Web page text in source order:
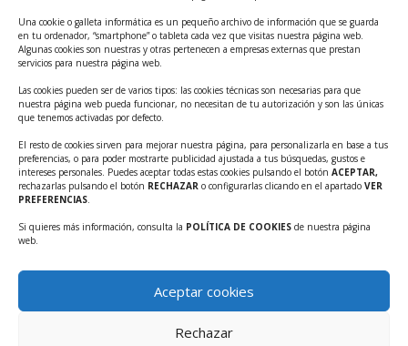
Una cookie o galleta informática es un pequeño archivo de información que se guarda
en tu ordenador, “smartphone” o tableta cada vez que visitas nuestra página web.
Algunas cookies son nuestras y otras pertenecen a empresas externas que prestan
servicios para nuestra página web.
Las cookies pueden ser de varios tipos: las cookies técnicas son necesarias para que
nuestra página web pueda funcionar, no necesitan de tu autorización y son las únicas
que tenemos activadas por defecto.
El resto de cookies sirven para mejorar nuestra página, para personalizarla en base a tus
preferencias, o para poder mostrarte publicidad ajustada a tus búsquedas, gustos e
intereses personales. Puedes aceptar todas estas cookies pulsando el botón ACEPTAR,
rechazarlas pulsando el botón RECHAZAR o configurarlas clicando en el apartado VER
PREFERENCIAS.
Si quieres más información, consulta la POLÍTICA DE COOKIES de nuestra página
web.
Aceptar cookies
Rechazar
Ayudas INFO para el apoyo a las empresas
innovadoras con potencial tecnológico y escalables
Convocatoria Cheque de Innovación. Ayudas INFO
para la contratación de servicios de Innovación y
Competitividad
Cheque Inversión del INFO. Ayudas para la
contratación de servicios de Innovación y
Competitividad para apoyar rondas de financiación.
Inscripciones abiertas!!
Ayudas INFO para la contratación de servicios de
Innovación y Competitividad (CHEQUE